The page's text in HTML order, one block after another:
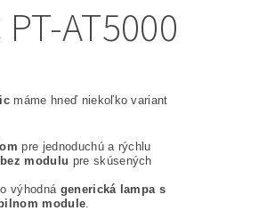
AT5000
máme hneď niekoľko variant
pre jednoduchú a rýchlu
modulu pre skúsených
výhodná generická lampa s
module.